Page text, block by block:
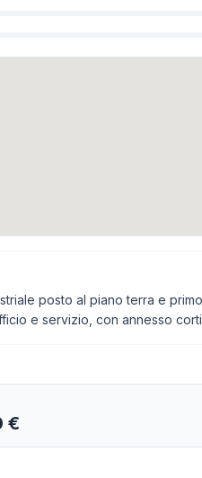
posto al piano terra e
e servizio, con annesso
€